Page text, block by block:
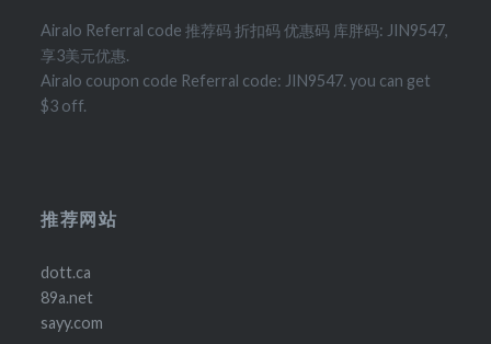
Airalo Referral code 推荐码 折扣码 优惠码 库胖码: JIN9547,
享3美元优惠.
Airalo coupon code Referral code: JIN9547. you can get
$3 off.
推荐网站
dott.ca
89a.net
sayy.com